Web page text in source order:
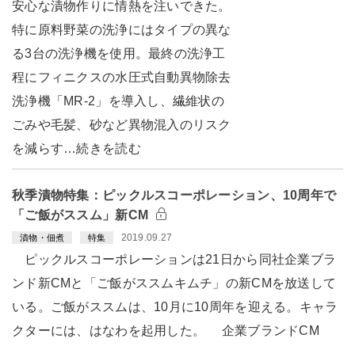
安心な漬物作りに情熱を注いできた。
特に原料野菜の洗浄にはタイプの異な
る3台の洗浄機を使用。最終の洗浄工
程にフィニクスの水圧式自動異物除去
洗浄機「MR-2」を導入し、繊維状の
ごみや毛髪、砂など異物混入のリスク
を減らす…続きを読む
秋季漬物特集：ピックルスコーポレーション、10周年で
「ご飯がススム」新CM
漬物・佃煮 特集 2019.09.27
ピックルスコーポレーションは21日から同社企業ブラ
ンド新CMと「ご飯がススムキムチ」の新CMを放送して
いる。ご飯がススムは、10月に10周年を迎える。キャラ
クターには、はなわを起用した。 企業ブランドCM